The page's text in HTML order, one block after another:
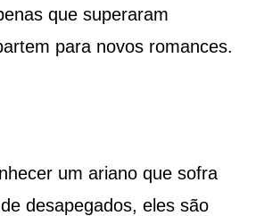
que superaram
para novos romances.
um ariano que sofra
desapegados, eles são